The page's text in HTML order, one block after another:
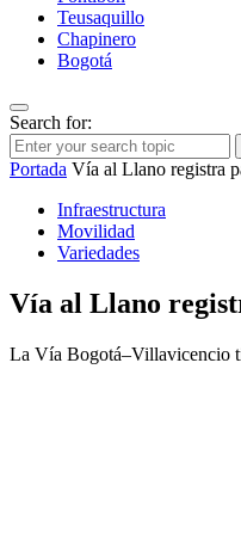
Teusaquillo
Chapinero
Bogotá
Search for:
Portada Vía al Llano registra
Infraestructura
Movilidad
Variedades
Vía al Llano
La Vía Bogotá–Villavicencio